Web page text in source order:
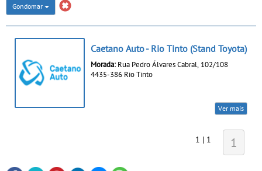
Gondomar
Caetano Auto - Rio Tinto (Stand Toyota)
Morada: Rua Pedro Álvares Cabral, 102/108
4435-386 Rio Tinto
Ver mais
1 | 1 1